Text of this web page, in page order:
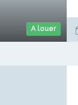
A louer